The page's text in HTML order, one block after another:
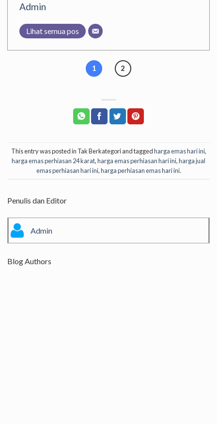
Admin
Lihat semua pos
1 2
This entry was posted in Tak Berkategori and taggedharga emas hari ini,
harga emas perhiasan 24 karat,harga emas perhiasan hari ini,harga jual
emas perhiasan hari ini,harga perhiasan emas hari ini.
Penulis dan Editor
Admin
Blog Authors